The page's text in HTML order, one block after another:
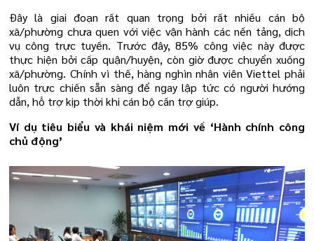
Đây là giai đoạn rất quan trọng bởi rất nhiều cán bộ
xã/phường chưa quen với việc vận hành các nền tảng, dịch
vụ công trực tuyến. Trước đây, 85% công việc này được
thực hiện bởi cấp quận/huyện, còn giờ được chuyển xuống
xã/phường. Chính vì thế, hàng nghìn nhân viên Viettel phải
luôn trực chiến sẵn sàng để ngay lập tức có người hướng
dẫn, hỗ trợ kịp thời khi cán bộ cần trợ giúp.
Ví dụ tiêu biểu và khái niệm mới về ‘Hành chính công
chủ động’